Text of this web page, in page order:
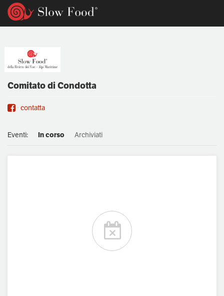
Comitato di Condotta
contatta
Eventi: In corso Archiviati